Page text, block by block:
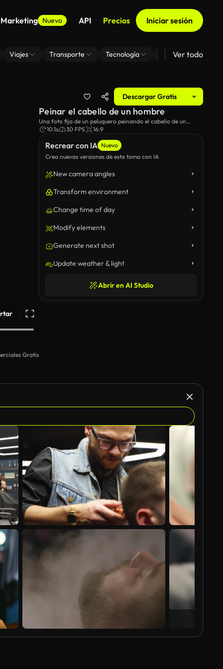
Marketing Nuevo API Precios Iniciar sesión
Viajes Transporte Tecnología Zoom De Fondo
Ver todo
Descargar Gratis
Gratis
Recrear con IA Nuevo
Crea nuevas versiones de esta toma con IA
New camera angles
Transform environment
Change time of day
Modify elements
Generate next shot
Update weather & light
Abrir en AI Studio
Peinar el cabello de un hombre
Una foto fija de un peluquero peinando el cabello de un
hombre, en la barbería.
10.1s 30 FPS 16:9